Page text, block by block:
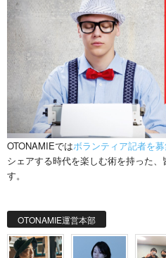
OTONAMIEではボランティア記者を
シェアする時代を楽しむ術を持った
す。
OTONAMIE運営本部